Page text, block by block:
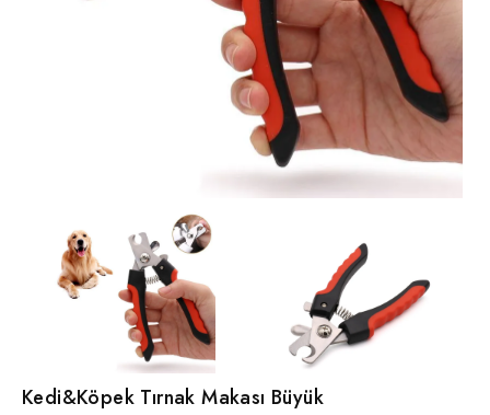
Kedi&Köpek Tırnak Makası Büyük